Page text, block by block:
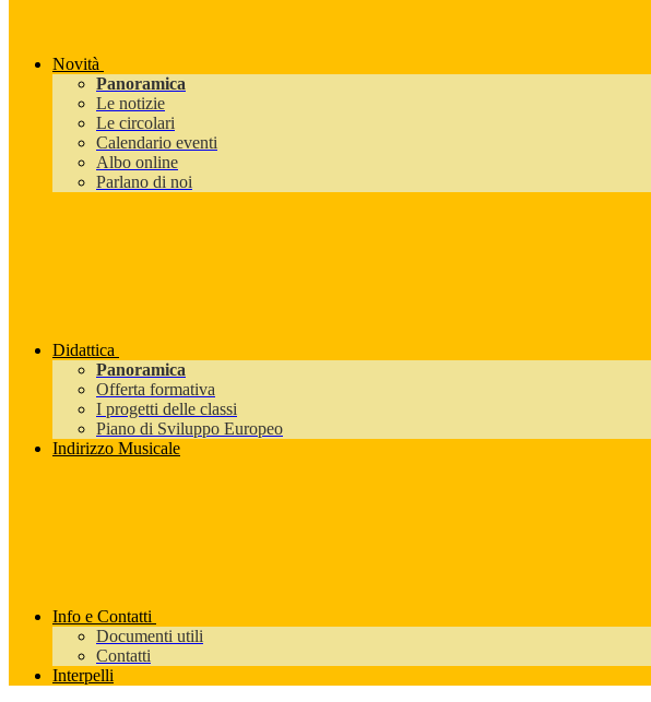
Novità
Panoramica
Le notizie
Le circolari
Calendario eventi
Albo online
Parlano di noi
Didattica
Panoramica
Offerta formativa
I progetti delle classi
Piano di Sviluppo Europeo
Indirizzo Musicale
Info e Contatti
Documenti utili
Contatti
Interpelli